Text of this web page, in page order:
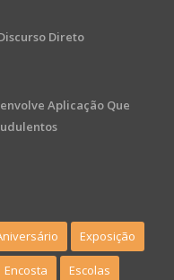
Direto
Aplicação Que
Exposição
Encosta Escolas